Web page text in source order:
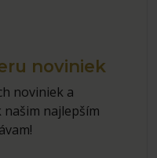
noviniek
noviniek a
najlepším